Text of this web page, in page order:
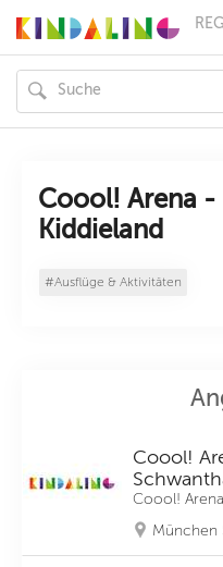
Coool! Arena -
Kiddieland
#Ausflüge & Aktivitäten
Coool!
Coool!
München